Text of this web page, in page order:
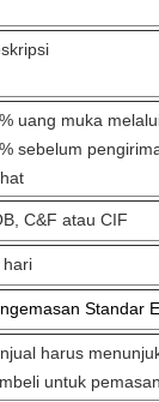
uang muka
sebelum
C&F atau CIF
hari
Standar
harus
untuk